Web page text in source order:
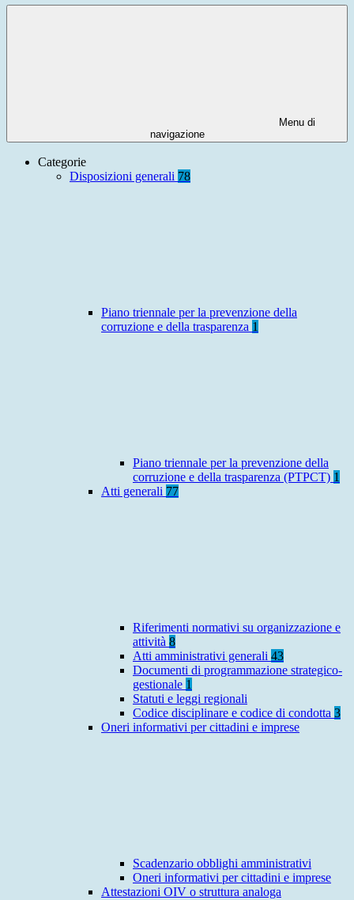
Menu di
navigazione
Categorie
Disposizioni generali 78
Piano triennale per la prevenzione della
corruzione e della trasparenza 1
Piano triennale per la prevenzione della
corruzione e della trasparenza (PTPCT) 1
Atti generali 77
Riferimenti normativi su organizzazione e
attività 8
Atti amministrativi generali 43
Documenti di programmazione strategico-
gestionale 1
Statuti e leggi regionali
Codice disciplinare e codice di condotta 3
Oneri informativi per cittadini e imprese
Scadenzario obblighi amministrativi
Oneri informativi per cittadini e imprese
Attestazioni OIV o struttura analoga